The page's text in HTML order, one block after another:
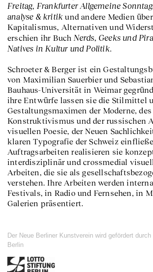
Freitag, Frankfurter Allgemeine
analyse & kritik und andere Medien
Kapitalismus, Alternativen und
erschien ihr Buch Nerds, Geeks und
Natives in Kultur und Politik.
Schroeter & Berger ist ein
von Maximilian Sauerbier und
Bauhaus-Universität in Weimar
ihre Entwürfe lassen sie die Stilmittel
Gestaltungsmaximen der Moderne, des
Konstruktivismus und der russischen
visuellen Poesie, der Neuen
klaren Typografie der Schweiz
Auftragsarbeiten realisieren sie
interdisziplinär und crossmedial
Arbeiten, die sie als
verstehen. Ihre Arbeiten werden
Festivals, in Radio und Fernsehen, in
Galerien präsentiert.
Der Neue Berliner Kunstverein wird gefördert
Berlin